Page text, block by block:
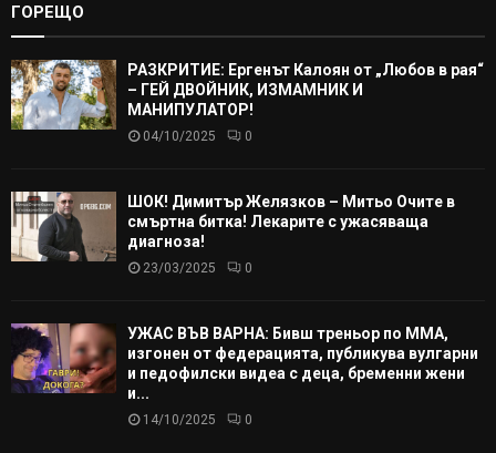
ГОРЕЩО
РАЗКРИТИЕ: Ергенът Калоян от „Любов в рая“
– ГЕЙ ДВОЙНИК, ИЗМАМНИК И
МАНИПУЛАТОР!
04/10/2025 0
ШОК! Димитър Желязков – Митьо Очите в
смъртна битка! Лекарите с ужасяваща
диагноза!
23/03/2025 0
УЖАС ВЪВ ВАРНА: Бивш треньор по ММА,
изгонен от федерацията, публикува вулгарни
и педофилски видеа с деца, бременни жени
и...
14/10/2025 0